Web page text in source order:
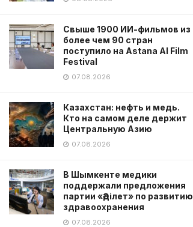
Свыше 1900 ИИ-фильмов из
более чем 90 стран
поступило на Astana AI Film
Festival
07.08.2026
Казахстан: нефть и медь.
Кто на самом деле держит
Центральную Азию
07.08.2026
В Шымкенте медики
поддержали предложения
партии «Әділет» по развитию
здравоохранения
07.08.2026